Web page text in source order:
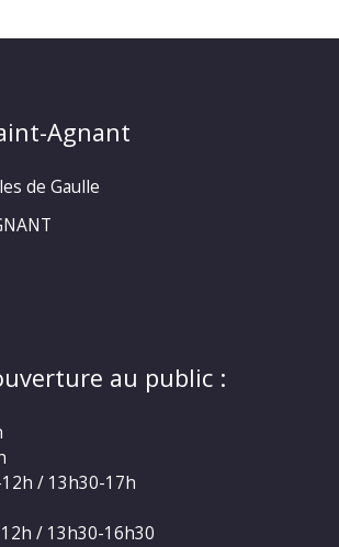
Agnant
de Gaulle
au public :
/ 13h30-17h
/ 13h30-16h30